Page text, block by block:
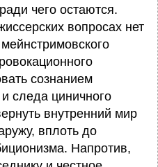
чего остаются.
вопросах нет
сознанием
следа циничного
внутренний мир
вплоть до
Напротив,